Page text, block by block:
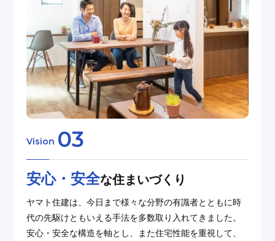
Vision 03
安⼼・安全な住まいづくり
ヤマト住建は、今⽇まで様々な分野の有識者とともに時
代の先駆けともいえる⼿法を多数取り⼊れてきました。
安⼼・安全な構造を軸とし、また住宅性能を重視して、